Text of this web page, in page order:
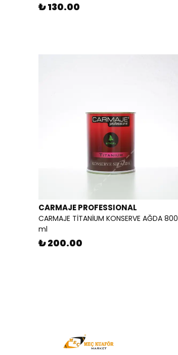
₺ 130.00
CARMAJE PROFESSIONAL
CARMAJE TİTANİUM KONSERVE AĞDA 800
ml
₺ 200.00